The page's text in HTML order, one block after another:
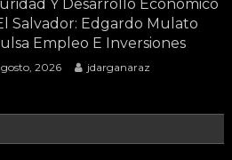
Y Desarrollo Económico
Salvador: Edgardo Mulato
Empleo E Inversiones
2026 jdarganaraz